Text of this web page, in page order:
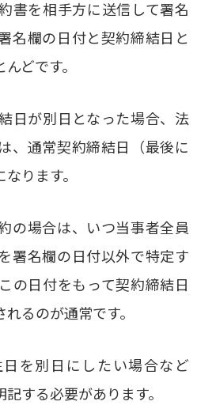
書を相手方に送信して署名
名欄の日付と契約締結日と
どです。
日が別日となった場合、法
、通常契約締結日（最後に
ります。
の場合は、いつ当事者全員
署名欄の日付以外で特定す
の日付をもって契約締結日
るのが通常です。
を別日にしたい場合など
する必要があります。